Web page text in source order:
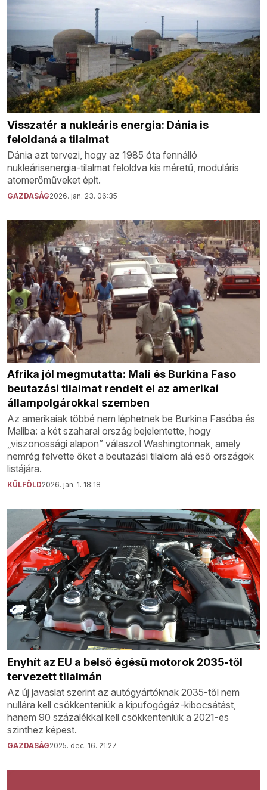
Visszatér a nukleáris energia: Dánia is
feloldaná a tilalmat
Dánia azt tervezi, hogy az 1985 óta fennálló
nukleárisenergia-tilalmat feloldva kis méretű, moduláris
atomerőműveket épít.
GAZDASÁG2026. jan. 23. 06:35
Afrika jól megmutatta: Mali és Burkina Faso
beutazási tilalmat rendelt el az amerikai
állampolgárokkal szemben
Az amerikaiak többé nem léphetnek be Burkina Fasóba és
Maliba: a két szaharai ország bejelentette, hogy
„viszonossági alapon” válaszol Washingtonnak, amely
nemrég felvette őket a beutazási tilalom alá eső országok
listájára.
KÜLFÖLD2026. jan. 1. 18:18
Enyhít az EU a belső égésű motorok 2035-től
tervezett tilalmán
Az új javaslat szerint az autógyártóknak 2035-től nem
nullára kell csökkenteniük a kipufogógáz-kibocsátást,
hanem 90 százalékkal kell csökkenteniük a 2021-es
szinthez képest.
GAZDASÁG2025. dec. 16. 21:27